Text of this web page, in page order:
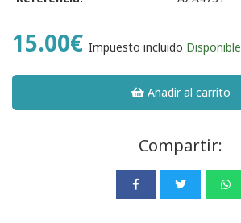
15.00€ Impuesto incluido Disponible
Añadir al carrito
Compartir: